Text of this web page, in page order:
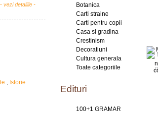
, Istorie
Botanica
Carti straine
Carti pentru copii
Casa si gradina
Crestinism
Decoratiuni
Cultura generala
Toate categoriile
Edituri
100+1 GRAMAR